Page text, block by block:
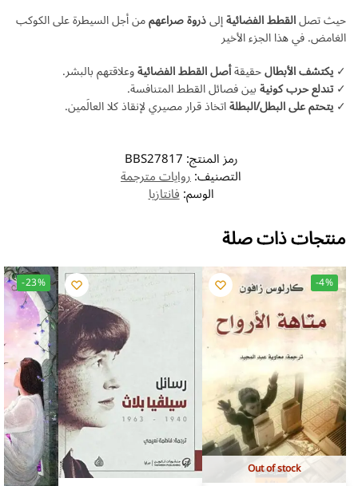
حيث تصلالقطط الفضائيةإلىذروة صراعهممن أجل السيطرة على الكوكب
الغامض. في هذا الجزء الأخير
✓يكتشف الأبطالحقيقةأصل القطط الفضائيةوعلاقتهم بالبشر.
✓ تندلع حرب كونيةبين فصائل القطط المتنافسة.
✓يتحتم على البطل/البطلةاتخاذ قرار مصيري لإنقاذ كلا العالَمين.
رمز المنتج:BBS27817
التصنيف:روايات مترجمة
الوسم:فانتازيا
منتجات ذات صلة
-4%
Out of stock
-23%